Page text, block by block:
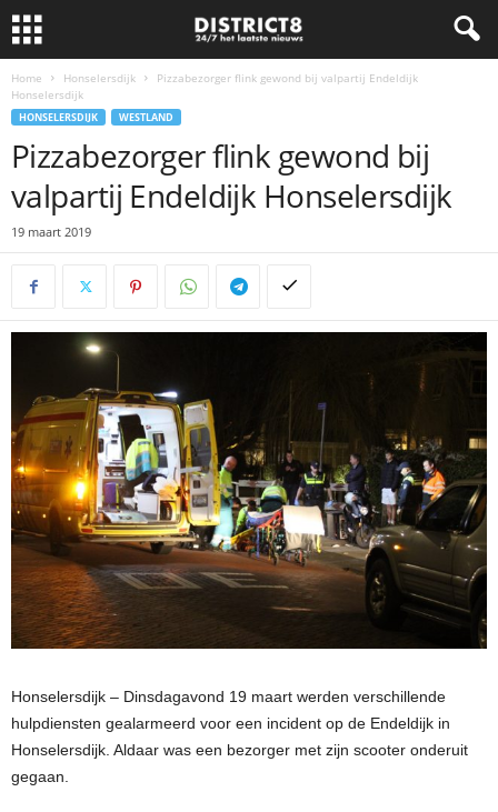
Home Honselersdijk
Pizzabezorger flink gewond bij valpartij Endeldijk
Honselersdijk
HONSELERSDIJK WESTLAND
Pizzabezorger flink gewond bij
valpartij Endeldijk Honselersdijk
19 maart 2019
Honselersdijk – Dinsdagavond 19 maart werden verschillende
hulpdiensten gealarmeerd voor een incident op de Endeldijk in
Honselersdijk. Aldaar was een bezorger met zijn scooter onderuit
gegaan.